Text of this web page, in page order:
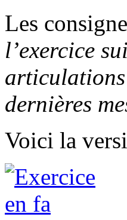
Les
l’exercice
dernières
Voici la